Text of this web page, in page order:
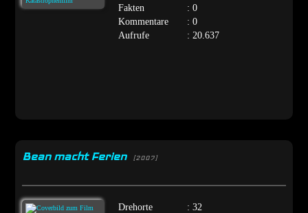
Fakten
: 0
Kommentare
: 0
Aufrufe
: 20.637
Bean macht Ferien [2007]
Drehorte
: 32